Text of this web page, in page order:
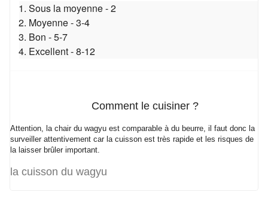
Sous la moyenne - 2
Moyenne - 3-4
Bon - 5-7
Excellent - 8-12
Comment le cuisiner ?
Attention, la chair du wagyu est comparable à du beurre, il faut donc la
surveiller attentivement car la cuisson est très rapide et les risques de
la laisser brûler important.
la cuisson du wagyu